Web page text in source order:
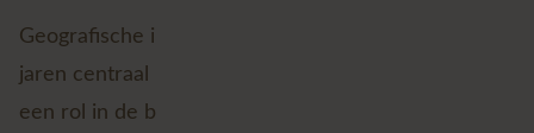
Geografische informatiesystemen zijn de laatste
jaren centraal komen te staan in organisaties met
een rol in de buitenruimte. De visie op GIS is in mijn